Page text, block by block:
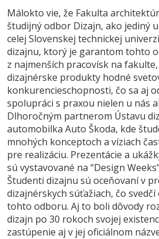
Málokto vie, že Fakulta
študijný odbor Dizajn, ako jediný
celej Slovenskej technickej
dizajnu, ktorý je garantom tohto
z najmenších pracovísk na
dizajnérske produkty hodné
konkurencieschopnosti, čo sa aj
spolupráci s praxou nielen u nás
Dlhoročným partnerom Ústavu
automobilka Auto Škoda, kde
mnohých konceptoch a víziach
pre realizáciu. Prezentácie a
sú vystavované na “Design
Študenti dizajnu sú oceňovaní v
dizajnérskych súťažiach, čo
tohto odboru. Aj to boli dôvody
dizajn po 30 rokoch svojej
zastúpenie aj v jej oficiálnom